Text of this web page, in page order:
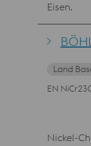
Eisen.
Land
EN
Nickel-